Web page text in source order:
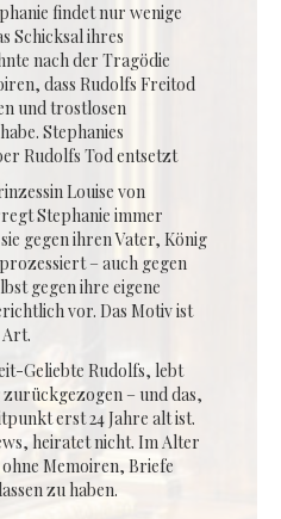
findet nur wenige
Schicksal ihres
nach der Tragödie
dass Rudolfs Freitod
und trostlosen
Stephanies
Rudolfs Tod entsetzt
Louise von
Stephanie immer
gegen ihren Vater, König
– auch gegen
gegen ihre eigene
vor. Das Motiv ist
Geliebte Rudolfs, lebt
– und das,
erst 24 Jahre alt ist.
heiratet nicht. Im Alter
Memoiren, Briefe
zu haben.